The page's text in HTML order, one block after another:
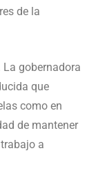
de la
gobernadora
que
como en
de mantener
a